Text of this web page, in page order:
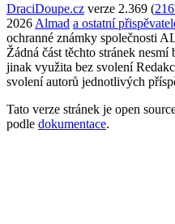
DraciDoupe.cz verze 2.369 (
2026 Almad a ostatní
ochranné známky společnosti
Žádná část těchto stránek
jinak využita bez svolení
svolení autorů jednotlivých
Tato verze stránek je open
podle dokumentace.